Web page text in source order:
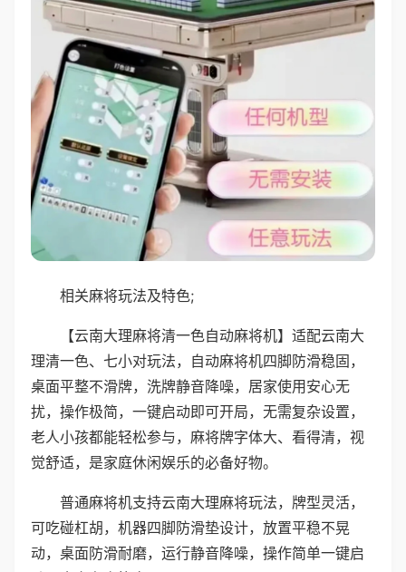
相关麻将玩法及特色;
【云南大理麻将清一色自动麻将机】适配云南大
理清一色、七小对玩法，自动麻将机四脚防滑稳固，
桌面平整不滑牌，洗牌静音降噪，居家使用安心无
扰，操作极简，一键启动即可开局，无需复杂设置，
老人小孩都能轻松参与，麻将牌字体大、看得清，视
觉舒适，是家庭休闲娱乐的必备好物。
普通麻将机支持云南大理麻将玩法，牌型灵活，
可吃碰杠胡，机器四脚防滑垫设计，放置平稳不晃
动，桌面防滑耐磨，运行静音降噪，操作简单一键启